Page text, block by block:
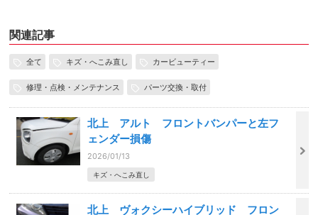
関連記事
全て キズ・へこみ直し カービューティー
修理・点検・メンテナンス パーツ交換・取付
北上 アルト フロントバンパーと左フ
ェンダー損傷
2026/01/13
キズ・へこみ直し
北上 ヴォクシーハイブリッド フロン